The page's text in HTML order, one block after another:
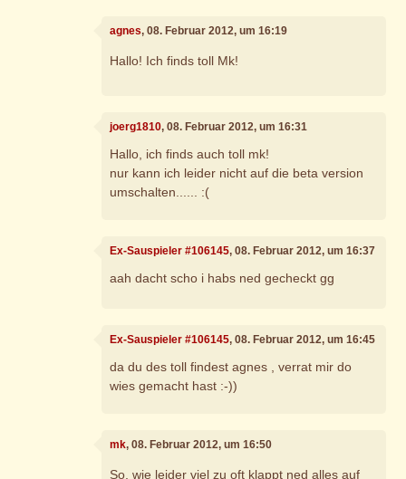
agnes, 08. Februar 2012, um 16:19
Hallo! Ich finds toll Mk!
joerg1810, 08. Februar 2012, um 16:31
Hallo, ich finds auch toll mk!
nur kann ich leider nicht auf die beta version
umschalten...... :(
Ex-Sauspieler #106145, 08. Februar 2012, um 16:37
aah dacht scho i habs ned gecheckt gg
Ex-Sauspieler #106145, 08. Februar 2012, um 16:45
da du des toll findest agnes , verrat mir do
wies gemacht hast :-))
mk, 08. Februar 2012, um 16:50
So, wie leider viel zu oft klappt ned alles auf